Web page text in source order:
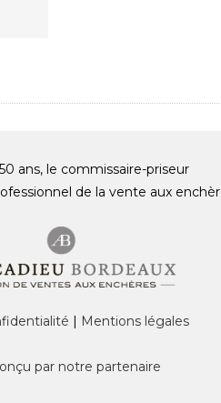
ans, le commissaire-priseur
de la vente aux
| Mentions légales
par notre partenaire